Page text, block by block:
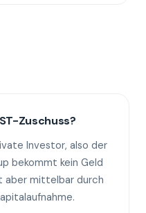
Zuschuss?
Investor, also der
bekommt kein Geld
aber mittelbar durch